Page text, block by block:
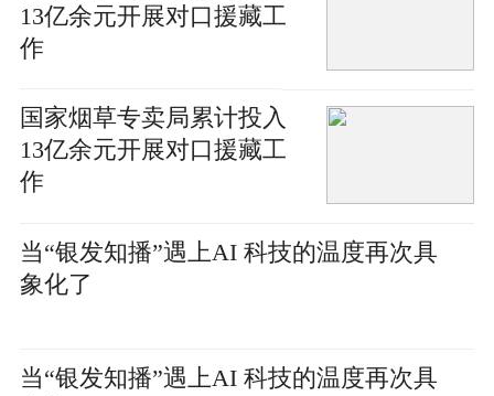
13亿余元开展对口援藏工
作
国家烟草专卖局累计投入
13亿余元开展对口援藏工
作
当“银发知播”遇上AI 科技的温度再次具
象化了
当“银发知播”遇上AI 科技的温度再次具